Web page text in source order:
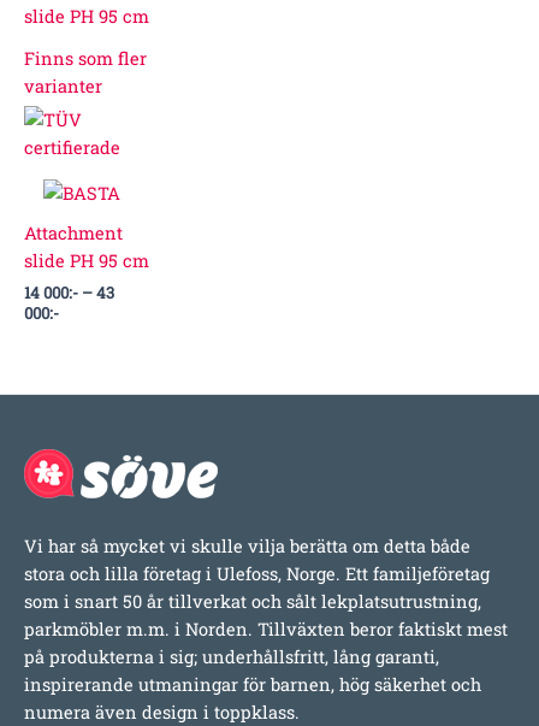
Finns som fler
varianter
Attachment
slide PH 95 cm
14 000:- –43
000:-
000:-
43
000:-
Vi har så mycket vi skulle vilja berätta om detta både
stora och lilla företag i Ulefoss, Norge. Ett familjeföretag
som i snart 50 år tillverkat och sålt lekplatsutrustning,
parkmöbler m.m. i Norden. Tillväxten beror faktiskt mest
på produkterna i sig; underhållsfritt, lång garanti,
inspirerande utmaningar för barnen, hög säkerhet och
numera även design i toppklass.